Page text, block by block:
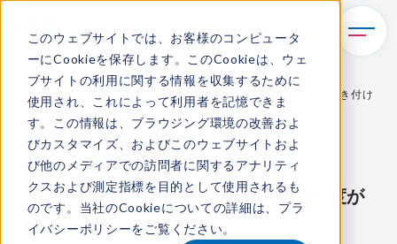
このウェブサイトでは、お客様のコンピュータ
ーにCookieを保存します。このCookieは、ウェ
ブサイトの利用に関する情報を収集するために
使用され、これによって利用者を記憶できま
す。この情報は、ブラウジング環境の改善およ
びカスタマイズ、およびこのウェブサイトおよ
び他のメディアでの訪問者に関するアナリティ
クスおよび測定指標を目的として使用されるも
のです。当社のCookieについての詳細は、 プラ
イバシーポリシーをご覧ください。
TOP
新着情報
【連載】★4を目指すのは正解か？SCS評価制度が企業に突き付け
る“本当の論点”
メディア活動
『★4を目指すのは正解か？SCS評価制度が
企業に突き付ける“本当の論点”』